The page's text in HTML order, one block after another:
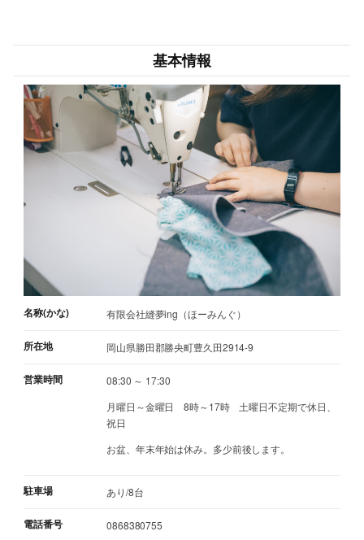
基本情報
名称(かな) 有限会社縫夢ing（ほーみんぐ）
所在地 岡山県勝田郡勝央町豊久田2914-9
営業時間
08:30 ～ 17:30
月曜日～金曜日 8時～17時 土曜日不定期で休日、
祝日
お盆、年末年始は休み。多少前後します。
駐車場 あり/8台
電話番号 0868380755